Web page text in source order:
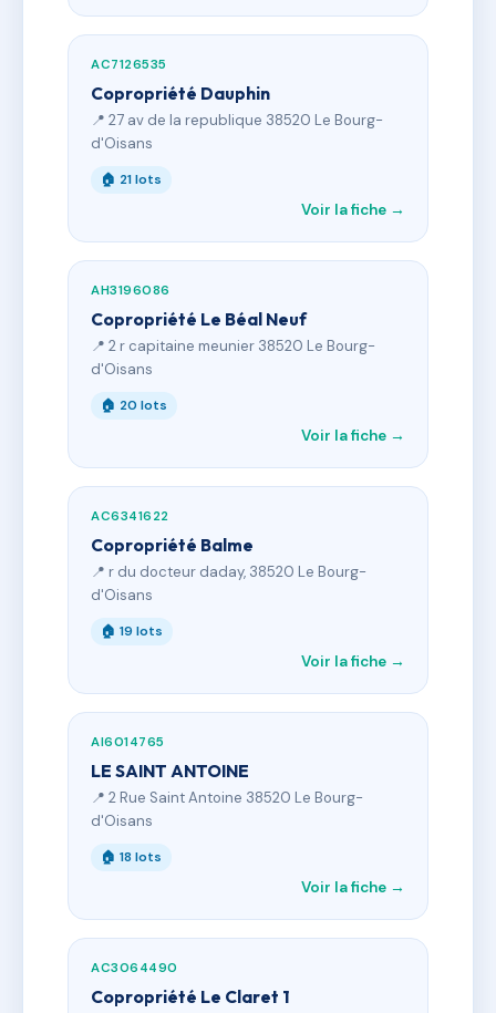
AC7126535
Copropriété Dauphin
📍 27 av de la republique 38520 Le Bourg-
d'Oisans
🏠 21 lots
Voir la fiche →
AH3196086
Copropriété Le Béal Neuf
📍 2 r capitaine meunier 38520 Le Bourg-
d'Oisans
🏠 20 lots
Voir la fiche →
AC6341622
Copropriété Balme
📍 r du docteur daday, 38520 Le Bourg-
d'Oisans
🏠 19 lots
Voir la fiche →
AI6014765
LE SAINT ANTOINE
📍 2 Rue Saint Antoine 38520 Le Bourg-
d'Oisans
🏠 18 lots
Voir la fiche →
AC3064490
Copropriété Le Claret 1